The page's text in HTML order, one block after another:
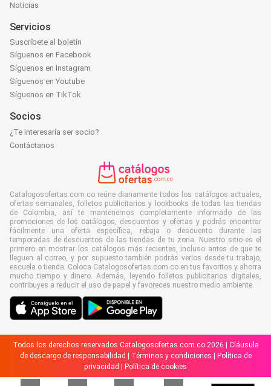
Noticias
Servicios
Suscríbete al boletín
Síguenos en Facebook
Síguenos en Instagram
Síguenos en Youtube
Síguenos en TikTok
Socios
¿Te interesaría ser socio?
Contáctanos
Catalogosofertas.com.co reúne diariamente todos los catálogos actuales,
ofertas semanales, folletos publicitarios y lookbooks de todas las tiendas
de Colombia, así te mantenemos completamente informado de las
promociones de los catálogos, descuentos y ofertas y podrás encontrar
fácilmente una oferta específica, rebaja o descuento durante las
temporadas de descuentos de las tiendas de tu zona. Nuestro sitio es el
primero en mostrar los catálogos más recientes, incluso antes de que te
lleguen al correo, y por supuesto también podrás verlos desde tu trabajo,
escuela o tienda. Coloca Catalogosofertas.com.co en tus favoritos y ahorra
mucho tiempo y dinero. Además, leyendo folletos publicitarios digitales,
contribuyes a reducir el uso de papel y favoreces nuestro medio ambiente.
Todos los derechos reservados Catalogosofertas.com.co 2026 | Cláusula
de descargo de responsabilidad
Términos y condiciones
Política de
privacidad
Política de cookies